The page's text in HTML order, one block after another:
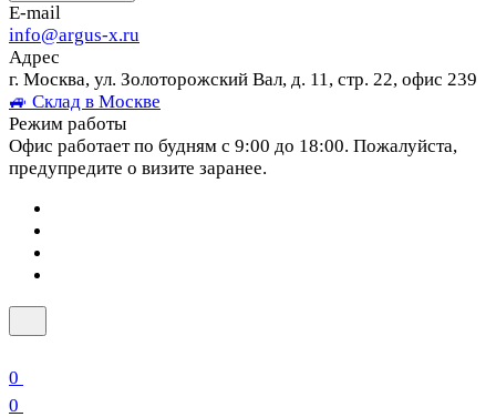
E-mail
info@argus-x.ru
Адрес
г. Москва, ул. Золоторожский Вал, д. 11, стр. 22, офис 239
🚙 Склад в Москве
Режим работы
Офис работает по будням с 9:00 до 18:00. Пожалуйста,
предупредите о визите заранее.
0
0